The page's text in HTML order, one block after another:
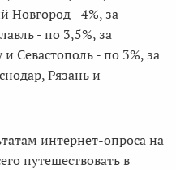
Новгород - 4%, за
- по 3,5%, за
Севастополь - по 3%, за
Рязань и
интернет-опроса на
путешествовать в